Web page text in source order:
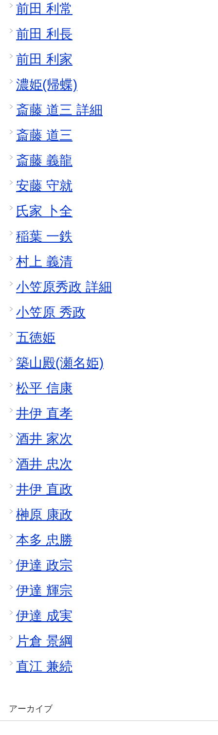
前田 利常
前田 利長
前田 利家
濃姫(帰蝶)
斎藤 道三 詳細
斎藤 道三
斎藤 義龍
安藤 守就
氏家 卜全
稲葉 一鉄
村上 義清
小笠原秀政 詳細
小笠原 秀政
五徳姫
築山殿(瀬名姫)
松平 信康
井伊 直孝
酒井 家次
酒井 忠次
井伊 直政
榊原 康政
本多 忠勝
伊達 政宗
伊達 輝宗
伊達 成実
片倉 景綱
直江 兼続
アーカイブ